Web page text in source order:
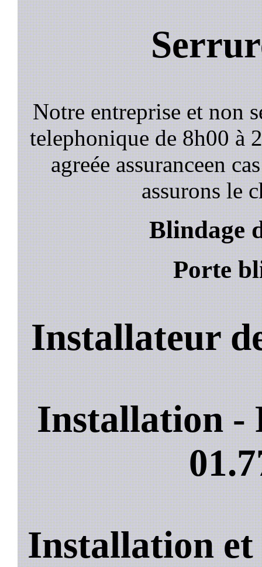
Notre entreprise et non
telephonique de 8h00 à
agreée assuranceen
assurons le
Blindage
Porte
Installateur
Installation -
Installation